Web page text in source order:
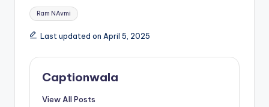
Tags:
Ram NAvmi
Last updated on April 5, 2025
Captionwala
View All Posts